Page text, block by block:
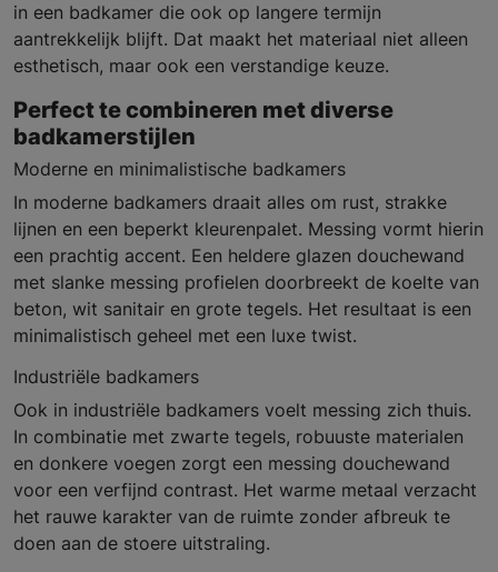
in een badkamer die ook op langere termijn
aantrekkelijk blijft. Dat maakt het materiaal niet alleen
esthetisch, maar ook een verstandige keuze.
Perfect te combineren met diverse
badkamerstijlen
Moderne en minimalistische badkamers
In moderne badkamers draait alles om rust, strakke
lijnen en een beperkt kleurenpalet. Messing vormt hierin
een prachtig accent. Een heldere glazen douchewand
met slanke messing profielen doorbreekt de koelte van
beton, wit sanitair en grote tegels. Het resultaat is een
minimalistisch geheel met een luxe twist.
Industriële badkamers
Ook in industriële badkamers voelt messing zich thuis.
In combinatie met zwarte tegels, robuuste materialen
en donkere voegen zorgt een messing douchewand
voor een verfijnd contrast. Het warme metaal verzacht
het rauwe karakter van de ruimte zonder afbreuk te
doen aan de stoere uitstraling.